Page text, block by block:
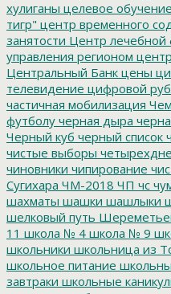
хулиганы целевое обучение
тигр" центр временного
занятости Центр лечебной
управления регионом
Центральный Банк цены
телевидение цифровой
частичная мобилизация
футболу черная дыра
Черный куб черный список
чистые выборы
чиновники чипирование
Сугихара ЧМ-2018 ЧП чс
шахматы шашки шашлыки
шелковый путь
11 школа № 4 школа № 9
школьники школьница из
школьное питание
завтраки школьные